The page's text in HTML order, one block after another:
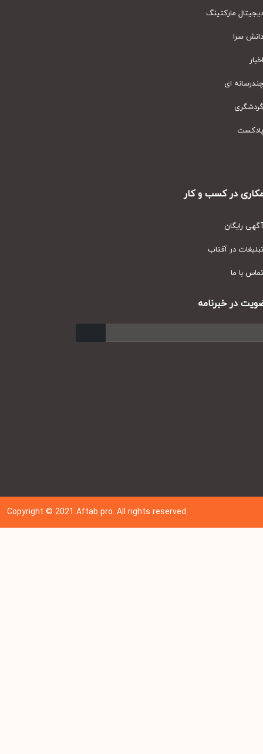
مارکتینگ
سرا
ای
در کسب و کار
رایگان
در آفتاب
با ما
در خبرنامه
Copyright © 202 1Aftab pro. All rights reserved.